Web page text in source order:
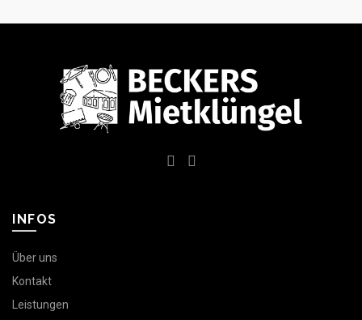
INFOS
Über uns
Kontakt
Leistungen